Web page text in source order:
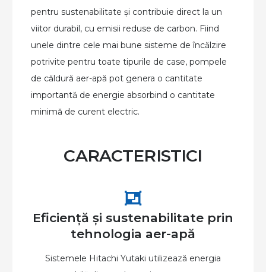
pentru sustenabilitate și contribuie direct la un
viitor durabil, cu emisii reduse de carbon. Fiind
unele dintre cele mai bune sisteme de încălzire
potrivite pentru toate tipurile de case, pompele
de căldură aer-apă pot genera o cantitate
importantă de energie absorbind o cantitate
minimă de curent electric.
CARACTERISTICI
Eficiență și sustenabilitate prin
tehnologia aer-apă
Sistemele Hitachi Yutaki utilizează energia